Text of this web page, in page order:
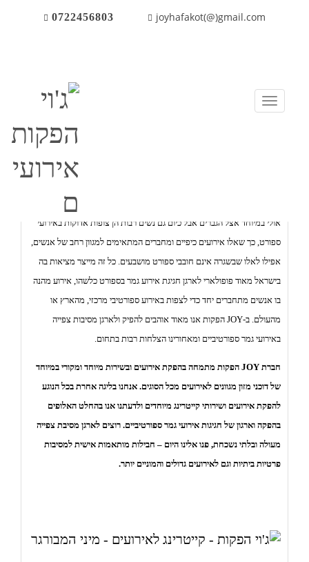
0722456803 joyhafakot(@)gmail.com
T
v
i
t
i
o
כנראה שיש באירועים אלו משהו הנוגע בדבר בסיסי מאוד אצלנו בני האנוש,
אולי במיוחד אצל הגברים אבל כיום גם נשים רבות הן צופות אדוקות באירועי
ספורט, כך שאלו אירועים כיפיים ומחברים המתאימים למגוון רחב של אנשים,
אפילו לאלו שבשגרה אינם חובבי ספורט מושבעים. כל זה מייצר מציאות בה
בישראל מאוד פופולארי לארגן חגיגת אירוע גמר בספורט כלשהו, אירוע מהנה
בו אנשים מתחברים יחד כדי לצפות באירוע ספורטיבי מרכזי, מהארץ או
מהעולם. ב-JOY הפקות אנו מאוד אוהבים להפיק ולארגן מסיבות צפייה
באירועי גמר ספורטיביים ומאחורינו הצלחות רבות בתחום.
חברת JOY הפקות מתמחה בהפקת אירועים ובשירות מיוחד ומקורי במיוחד
של דוכני מזון מגוונים לאירועים מכל הסוגים. אנחנו בליגה אחרת בכל הנוגע
להפקת אירועים ושירותי קייטרינג מיוחדים ולדעתנו אנו בהחלט האלופים
בהפקה וארגון של חגיגות אירועי גמר ספורטיביים. רוצים לארגן מסיבת צפייה
מעולה ובלתי נשכחת, פנו אלינו היום – חבילות מותאמות אישית למסיבות
פרטיות ביתיות וגם לאירועים גדולים והמוניים יותר.